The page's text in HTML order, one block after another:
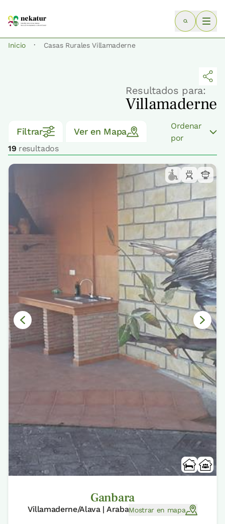
Inicio · Casas Rurales Villamaderne
Resultados para:
Villamaderne
Filtrar Ver en Mapa
19 resultados
Ordenar
por
Ganbara
Villamaderne/Alava | ArabaMostrar en mapa